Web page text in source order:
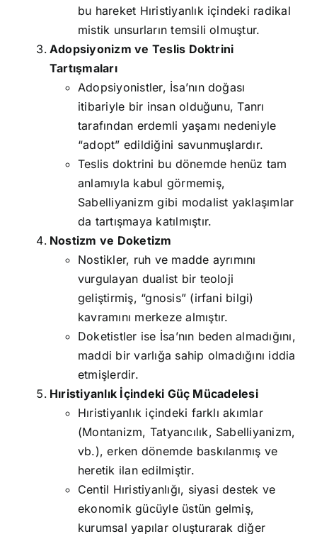
bu hareket Hıristiyanlık içindeki radikal
mistik unsurların temsili olmuştur.
Adopsiyonizm ve Teslis Doktrini
Tartışmaları
Adopsiyonistler, İsa’nın doğası
itibariyle bir insan olduğunu, Tanrı
tarafından erdemli yaşamı nedeniyle
“adopt” edildiğini savunmuşlardır.
Teslis doktrini bu dönemde henüz tam
anlamıyla kabul görmemiş,
Sabelliyanizm gibi modalist yaklaşımlar
da tartışmaya katılmıştır.
Nostizm ve Doketizm
Nostikler, ruh ve madde ayrımını
vurgulayan dualist bir teoloji
geliştirmiş, “gnosis” (irfani bilgi)
kavramını merkeze almıştır.
Doketistler ise İsa’nın beden almadığını,
maddi bir varlığa sahip olmadığını iddia
etmişlerdir.
Hıristiyanlık İçindeki Güç Mücadelesi
Hıristiyanlık içindeki farklı akımlar
(Montanizm, Tatyancılık, Sabelliyanizm,
vb.), erken dönemde baskılanmış ve
heretik ilan edilmiştir.
Centil Hıristiyanlığı, siyasi destek ve
ekonomik gücüyle üstün gelmiş,
kurumsal yapılar oluşturarak diğer